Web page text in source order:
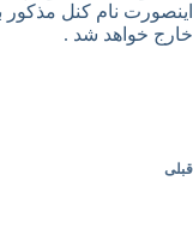
اینصورت نام کنل
خارج خواهد شد .
قبلی